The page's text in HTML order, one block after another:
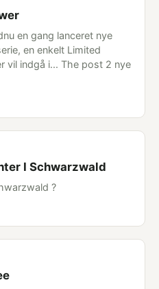
en gang lanceret nye
en enkelt Limited
vil indgå i... The post 2 nye
I Schwarzwald
?